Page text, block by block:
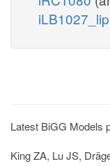
Latest BiGG Models
King ZA, Lu JS,